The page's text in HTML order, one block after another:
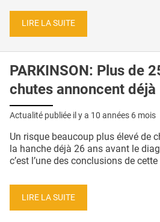
LIRE LA SUITE
PARKINSON: Plus de
chutes annoncent
Actualité publiée il y a 10 années 6 mois
Un risque beaucoup plus élevé de
la hanche déjà 26 ans avant le
c’est l’une des conclusions de cette
LIRE LA SUITE